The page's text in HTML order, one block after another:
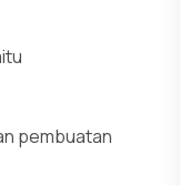
pembuatan